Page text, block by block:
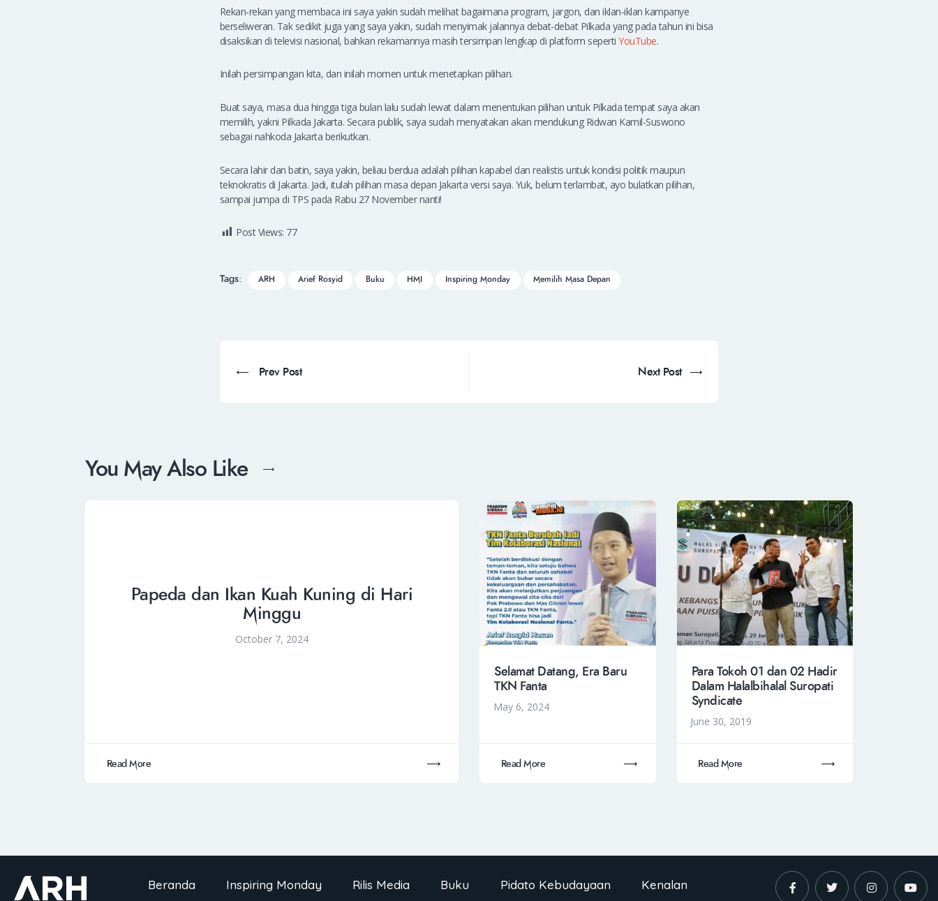
Rekan-rekan yang membaca ini saya yakin sudah melihat bagaimana program, jargon, dan iklan-iklan kampanye
berseliweran. Tak sedikit juga yang saya yakin, sudah menyimak jalannya debat-debat Pilkada yang pada tahun ini bisa
disaksikan di televisi nasional, bahkan rekamannya masih tersimpan lengkap di platform sepertiYouTube.
Inilah persimpangan kita, dan inilah momen untuk menetapkan pilihan.
Buat saya, masa dua hingga tiga bulan lalu sudah lewat dalam menentukan pilihan untuk Pilkada tempat saya akan
memilih, yakni Pilkada Jakarta. Secara publik, saya sudah menyatakan akan mendukung Ridwan Kamil-Suswono
sebagai nahkoda Jakarta berikutkan.
Secara lahir dan batin, saya yakin, beliau berdua adalah pilihan kapabel dan realistis untuk kondisi politik maupun
teknokratis di Jakarta. Jadi, itulah pilihan masa depan Jakarta versi saya. Yuk, belum terlambat, ayo bulatkan pilihan,
sampai jumpa di TPS pada Rabu 27 November nanti!
Post Views: 77
Tags: ARH Arief Rosyid Buku HMI Inspiring Monday Memilih Masa Depan
Prev Post Next Post
You May Also Like
Papeda dan Ikan Kuah Kuning di Hari
Minggu
October 7, 2024
Read More
Selamat Datang, Era Baru
TKN Fanta
May 6, 2024
Read More
Para Tokoh 01 dan 02 Hadir
Dalam Halalbihalal Suropati
Syndicate
June 30, 2019
Read More
Beranda Inspiring Monday Rilis Media Buku Pidato Kebudayaan Kenalan